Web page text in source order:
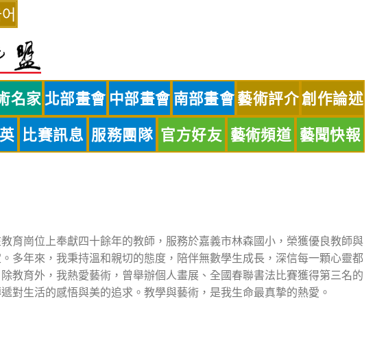
名家 北部畫會 中部畫會 南部畫會藝術評介創作論述
比賽訊息 服務團隊 官方好友 藝術頻道 藝聞快報
育崗位上奉獻四十餘年的教師，服務於嘉義市林森國小，榮獲優良教師與
多年來，我秉持溫和親切的態度，陪伴無數學生成長，深信每一顆心靈都
教育外，我熱愛藝術，曾舉辦個人畫展、全國春聯書法比賽獲得第三名的
對生活的感悟與美的追求。教學與藝術，是我生命最真摯的熱愛。